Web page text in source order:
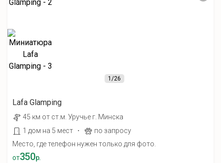
1/26
Lafa Glamping
45 км от ст.м. Уручье г. Минска
1 дом на 5 мест
·
по запросу
Место, где телефон нужен только для фото.
от350р.